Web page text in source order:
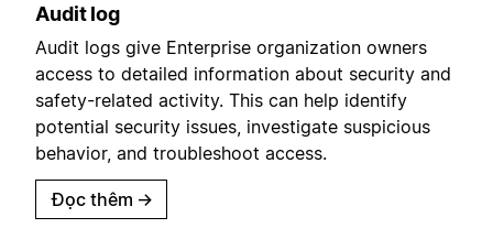
Audit log
Audit logs give Enterprise organization owners
access to detailed information about security and
safety-related activity. This can help identify
potential security issues, investigate suspicious
behavior, and troubleshoot access.
Đọc thêm →